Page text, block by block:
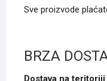
Sve proizvode
BRZA
Dostava na